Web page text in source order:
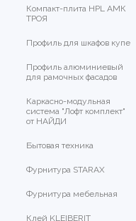
Компакт-плита HPL АМК
ТРОЯ
Профиль для шкафов купе
Профиль алюминиевый
для рамочных фасадов
Каркасно-модульная
система "Лофт комплект"
от НАЙДИ
Бытовая техника
Фурнитура STARAX
Фурнитура мебельная
Клей KLEIBERIT